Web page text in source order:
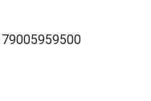
79005959500